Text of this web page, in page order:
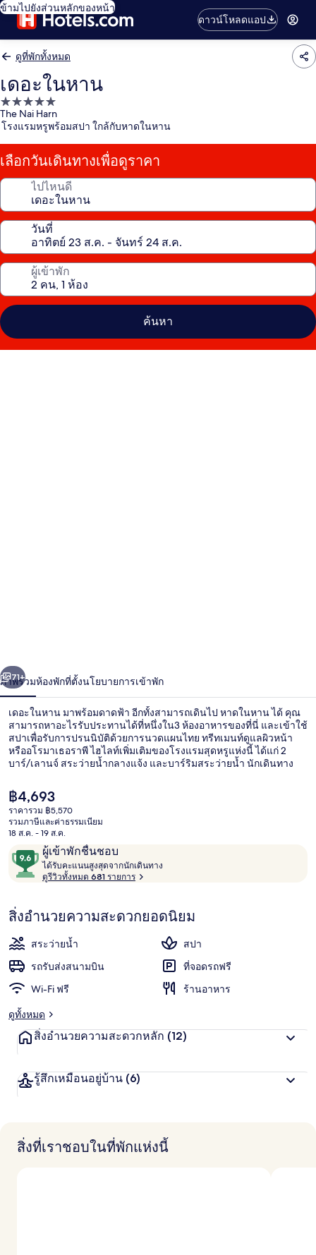
ข้ามไปยังส่วนหลักของหน้า
ดาวน์โหลดแอป
ดูที่พักทั้งหมด
เดอะในหาน
ที่พัก
5.0
The Nai Harn
โรงแรมหรูพร้อมสปา ใกล้กับหาดในหาน
เลือกวันเดินทางเพื่อดูราคา
ไปไหนดี
วันที่
ผู้เข้าพัก
ค้นหา
า
ถัดไป
71+
ภาพรวมห้องพักที่ตั้งนโยบายการเข้าพัก
เดอะในหาน มาพร้อมดาดฟ้า อีกทั้งสามารถเดินไป หาดในหาน ได้ คุณ
สามารถหาอะไรรับประทานได้ที่หนึ่งใน3 ห้องอาหารของที่นี่ และเข้าใช้
สปาเพื่อรับการปรนนิบัติด้วยการนวดแผนไทย ทรีทเมนท์ดูแลผิวหน้า
หรืออโรมาเธอราพี ไฮไลท์เพิ่มเติมของโรงแรมสุดหรูแห่งนี้ ได้แก่ 2
บาร์/เลานจ์ สระว่ายน้ำกลางแจ้ง และบาร์ริมสระว่ายน้ำ นักเดินทาง
ราคา
ปัจจุบัน
฿4,693
฿4,693
ราคารวม ฿5,570
รวมภาษีและค่าธรรมเนียม
18 ส.ค. - 19 ส.ค.
รีวิว ผู้เข้าพักชื่นชอบ
9.6
จาก
10,
เข้า
ชอบ
ได้รับคะแนนสูงสุดจากนักเดินทาง
ค
แ
น
น
ง
จ
า
า
ง
ดูรีวิวทั้งหมด 681 รายการ
สิ่งอำนวยความสะดวกยอดนิยม
สระว่ายน้ำ
สปา
รถรับส่งสนามบิน
ที่จอดรถฟรี
Wi-Fi ฟรี
ร้านอาหาร
ดูทั้งหมด
สิ่งอำนวยความสะดวกหลัก (12)
รู้สึกเหมือนอยู่บ้าน (6)
สิ่งที่เราชอบในที่พักแห่งนี้